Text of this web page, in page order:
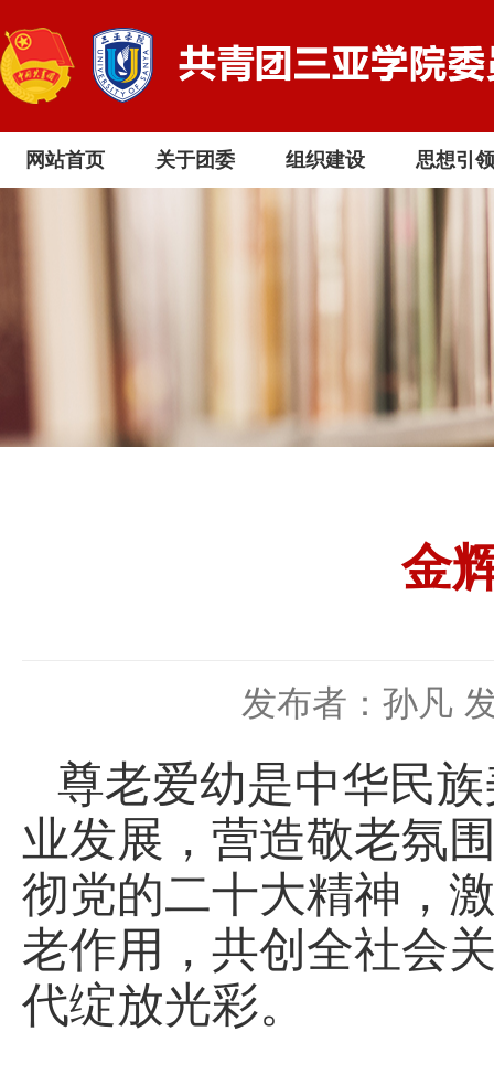
网站首页 关于团委 组织建设 思想引领
金
发布者：孙凡
尊老爱幼是中华民
业发展，营造敬老氛
彻党的二十大精神，
老作用，共创全社会
代绽放光彩。